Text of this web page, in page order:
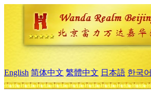
English 简体中文 繁體中文 日本語 한국어